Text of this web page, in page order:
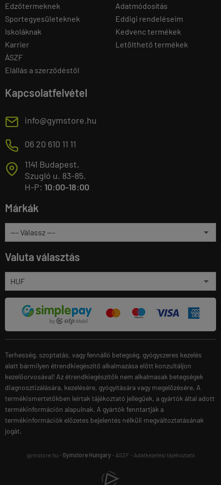
Edzőtermeknek
Sportegyesületeknek
Iskoláknak
Karrier
ÁSZF
Elállás a szerződéstől
Adatmódosítás
Eddigi rendeléseim
Kedvenc termékek
Letölthető termékek
Kapcsolatfelvétel
E info@gymstore.hu
M 06 20 610 11 11
T
1141 Budapest,
Szugló u. 83-85.
H-P: 10:00-18:00
Márkák
Valuta választás
Terhesség, szoptatás, vagy fennálló betegség, gyógyszeres kezelés
alatt bármilyen étrendkiegészítő alkalmazása előtt konzultáljon
kezelőorvosával! Az étrendkiegészítők nem alkalmasak betegségek
diagnosztizálására, kezelésére, gyógyítására vagy megelőzésére. A
termékismertetőkben leírtak tájékoztató jellegűek, a gyártók által adott
termékinformáción alapulnak. A gyártók fenntartják a
termékinformációk előzetes bejelentés nélküli megváltoztatásának
jogát.
gymstore.hu - Gymstore Hungary- ÁSZF- Adatkezelési tájékoztató